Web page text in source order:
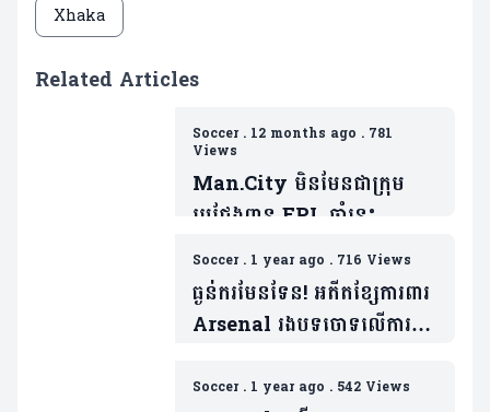
Xhaka
Related Articles
Soccer. 12 months ago . 781
Views
Man.City មិនមែនជាក្រុម
ប្រជែងពាន EPL ឆ្នាំនេះ
ដោយសារគ្មានវត្តមានកីឡាករ
សំខាន់រូបនេះ(មាន២វីដេអូ)
Soccer. 1 year ago . 716 Views
ធ្ងន់ករមែនទែន! អតីតខ្សែការពារ
Arsenal រងបទចោទលើការ
Soccer. 1 year ago . 542 Views